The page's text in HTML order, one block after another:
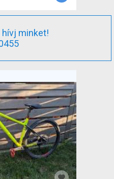
hívj minket!